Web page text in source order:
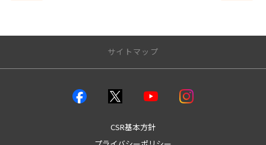
サイトマップ
CSR基本方針